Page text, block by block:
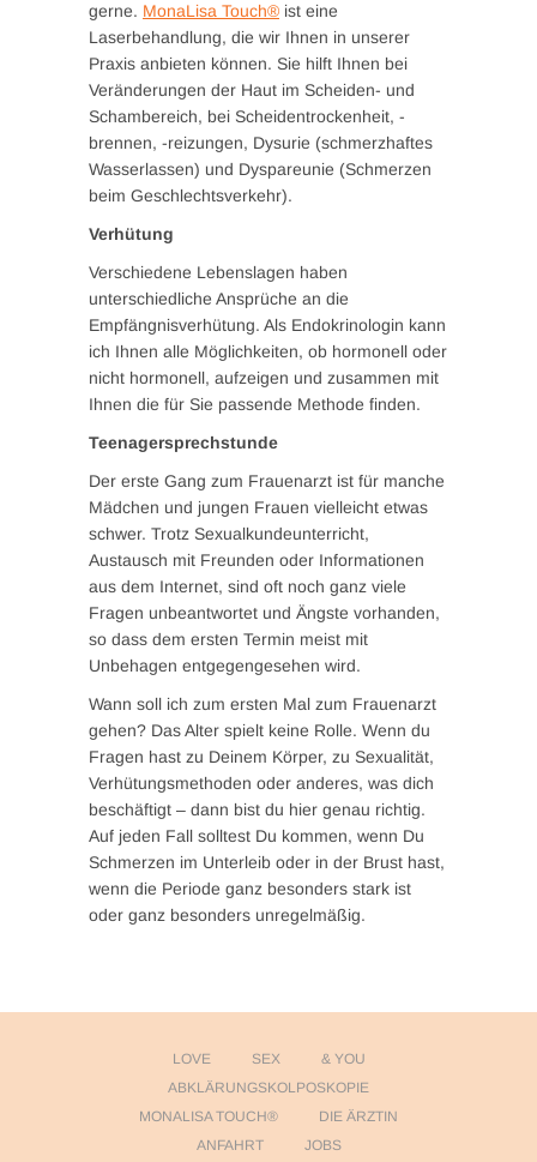
gerne. MonaLisa Touch® ist eine
Laserbehandlung, die wir Ihnen in unserer
Praxis anbieten können. Sie hilft Ihnen bei
Veränderungen der Haut im Scheiden- und
Schambereich, bei Scheidentrockenheit, -
brennen, -reizungen, Dysurie (schmerzhaftes
Wasserlassen) und Dyspareunie (Schmerzen
beim Geschlechtsverkehr).
Verhütung
Verschiedene Lebenslagen haben
unterschiedliche Ansprüche an die
Empfängnisverhütung. Als Endokrinologin kann
ich Ihnen alle Möglichkeiten, ob hormonell oder
nicht hormonell, aufzeigen und zusammen mit
Ihnen die für Sie passende Methode finden.
Teenagersprechstunde
Der erste Gang zum Frauenarzt ist für manche
Mädchen und jungen Frauen vielleicht etwas
schwer. Trotz Sexualkundeunterricht,
Austausch mit Freunden oder Informationen
aus dem Internet, sind oft noch ganz viele
Fragen unbeantwortet und Ängste vorhanden,
so dass dem ersten Termin meist mit
Unbehagen entgegengesehen wird.
Wann soll ich zum ersten Mal zum Frauenarzt
gehen? Das Alter spielt keine Rolle. Wenn du
Fragen hast zu Deinem Körper, zu Sexualität,
Verhütungsmethoden oder anderes, was dich
beschäftigt – dann bist du hier genau richtig.
Auf jeden Fall solltest Du kommen, wenn Du
Schmerzen im Unterleib oder in der Brust hast,
wenn die Periode ganz besonders stark ist
oder ganz besonders unregelmäßig.
LOVE SEX
& YOU
ABKLÄRUNGSKOLPOSKOPIE
MONALISA TOUCH®
DIE ÄRZTIN
ANFAHRT
JOBS